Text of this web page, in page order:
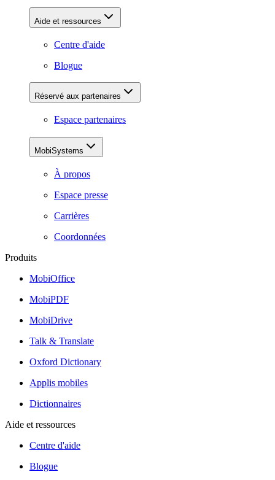
Aide et ressources
Centre d'aide
Blogue
Réservé aux partenaires
Espace partenaires
MobiSystems
À propos
Espace presse
Carrières
Coordonnées
Produits
MobiOffice
MobiPDF
MobiDrive
Talk & Translate
Oxford Dictionary
Applis mobiles
Dictionnaires
Aide et ressources
Centre d'aide
Blogue